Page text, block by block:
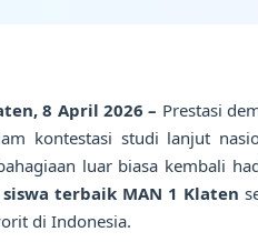
8 April 2026 – Prestasi
kontestasi studi lanjut
luar biasa kembali
siswa terbaik MAN 1 Klaten
di Indonesia.